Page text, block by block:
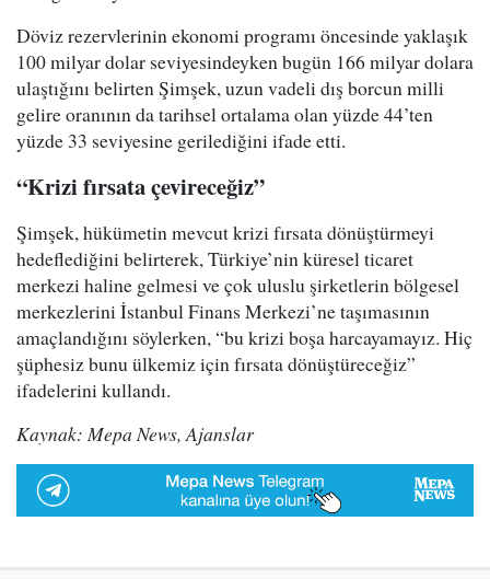
Döviz rezervlerinin ekonomi programı öncesinde yaklaşık
100 milyar dolar seviyesindeyken bugün 166 milyar dolara
ulaştığını belirten Şimşek, uzun vadeli dış borcun milli
gelire oranının da tarihsel ortalama olan yüzde 44’ten
yüzde 33 seviyesine gerilediğini ifade etti.
“Krizi fırsata çevireceğiz”
Şimşek, hükümetin mevcut krizi fırsata dönüştürmeyi
hedeflediğini belirterek, Türkiye’nin küresel ticaret
merkezi haline gelmesi ve çok uluslu şirketlerin bölgesel
merkezlerini İstanbul Finans Merkezi’ne taşımasının
amaçlandığını söylerken, “bu krizi boşa harcayamayız. Hiç
şüphesiz bunu ülkemiz için fırsata dönüştüreceğiz”
ifadelerini kullandı.
Kaynak: Mepa News, Ajanslar